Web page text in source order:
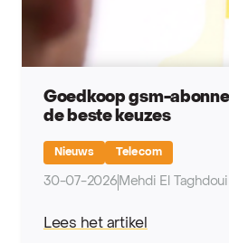
Goedkoop gsm-
de beste keuzes
Nieuws Telecom
30-07-2026 Mehdi El
Lees het artikel